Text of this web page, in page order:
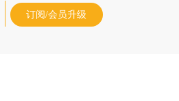
订阅/会员升级